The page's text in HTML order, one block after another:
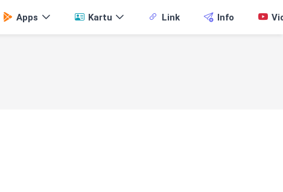
Apps Kartu Link Info